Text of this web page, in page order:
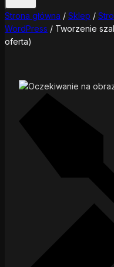
Strona główna / Sklep /
WordPress / Tworzenie
oferta)